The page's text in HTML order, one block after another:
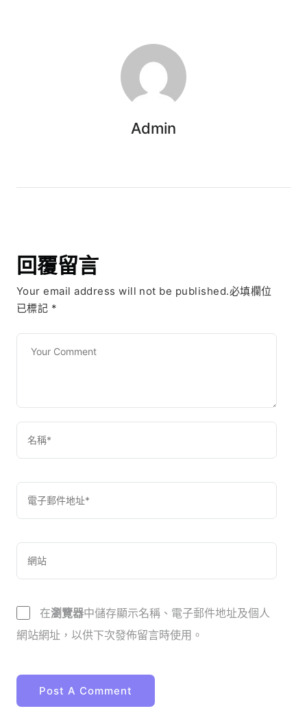
Admin
回覆留言
Your email address will not be published.必填欄位
已標記 *
在瀏覽器中儲存顯示名稱、電子郵件地址及個人
網站網址，以供下次發佈留言時使用。